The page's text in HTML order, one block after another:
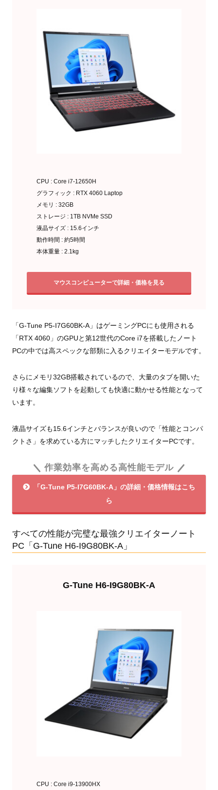
CPU : Core i7-12650H
グラフィック : RTX 4060 Laptop
メモリ : 32GB
ストレージ : 1TB NVMe SSD
液晶サイズ : 15.6インチ
動作時間 : 約5時間
本体重量 : 2.1kg
マウスコンピューターで詳細・価格を見る
「G-Tune P5-I7G60BK-A」はゲーミングPCにも使用される
「RTX 4060」のGPUと第12世代のCore i7を搭載したノート
PCの中では高スペックな部類に入るクリエイターモデルです。
さらにメモリ32GB搭載されているので、大量のタブを開いた
り様々な編集ソフトを起動しても快適に動かせる性能となって
います。
液晶サイズも15.6インチとバランスが良いので「性能とコンパ
クトさ」を求めている方にマッチしたクリエイターPCです。
作業効率を高める高性能モデル
「G-Tune P5-I7G60BK-A」の詳細・価格情報はこち
ら
すべての性能が完璧な最強クリエイターノート
PC「G-Tune H6-I9G80BK-A」
G-Tune H6-I9G80BK-A
CPU : Core i9-13900HX